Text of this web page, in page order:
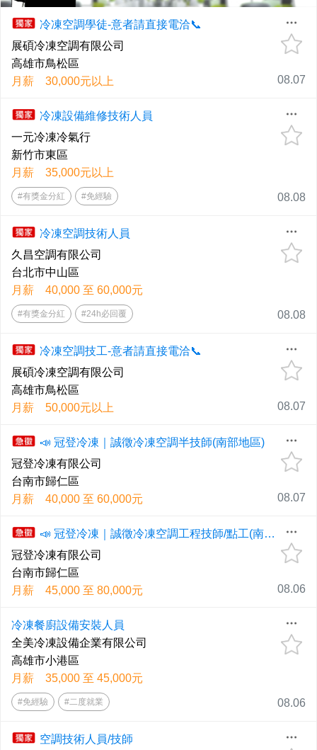
冷凍空調學徒-意者請直接電洽📞
展碩冷凍空調有限公司
高雄市鳥松區
月薪 30,000元以上
08.07
冷凍設備維修技術人員
一元冷凍冷氣行
新竹市東區
月薪 35,000元以上
#有獎金分紅 #免經驗 08.08
冷凍空調技術人員
久昌空調有限公司
台北市中山區
月薪 40,000 至 60,000元
#有獎金分紅 #24h必回覆 08.08
冷凍空調技工-意者請直接電洽📞
展碩冷凍空調有限公司
高雄市鳥松區
月薪 50,000元以上
08.07
📣 冠登冷凍｜誠徵冷凍空調半技師(南部地區)
冠登冷凍有限公司
台南市歸仁區
月薪 40,000 至 60,000元
08.07
📣 冠登冷凍｜誠徵冷凍空調工程技師/點工(南部地區)
冠登冷凍有限公司
台南市歸仁區
月薪 45,000 至 80,000元
08.06
冷凍餐廚設備安裝人員
全美冷凍設備企業有限公司
高雄市小港區
月薪 35,000 至 45,000元
#免經驗 #二度就業 08.06
空調技術人員/技師